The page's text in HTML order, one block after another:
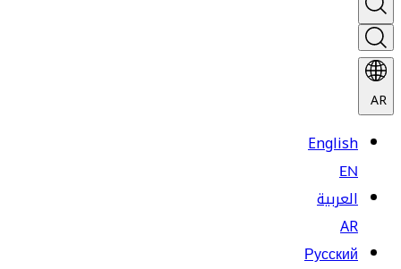
AR
English
EN
العربية
AR
Русский